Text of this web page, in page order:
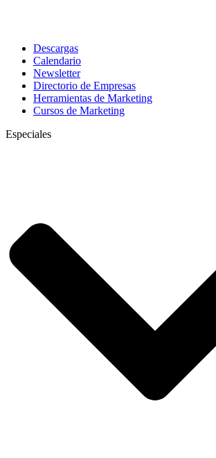
Descargas
Calendario
Newsletter
Directorio de Empresas
Herramientas de Marketing
Cursos de Marketing
Especiales